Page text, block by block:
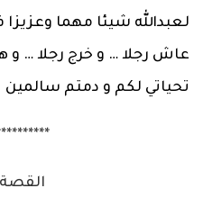
لعبدالله شيئا مهما وعزيزا
عاش رجلا … و خرج رجلا … و
تحياتي لكم و دمتم سالمين